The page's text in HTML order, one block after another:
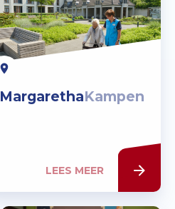
MargarethaKampen
LEES MEER